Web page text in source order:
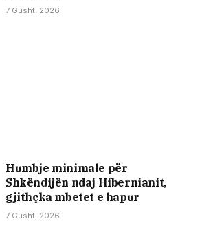
7 Gusht, 2026
Humbje minimale për
Shkëndijën ndaj Hibernianit,
gjithçka mbetet e hapur
7 Gusht, 2026